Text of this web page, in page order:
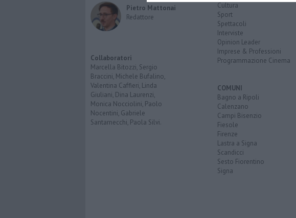
Pietro Mattonai
Redattore
Collaboratori
Marcella Bitozzi, Sergio
Braccini, Michele Bufalino,
Valentina Caffieri, Linda
Giuliani, Dina Laurenzi,
Monica Nocciolini, Paolo
Nocentini, Gabriele
Santarnecchi, Paola Silvi.
Cultura
Sport
Spettacoli
Interviste
Opinion Leader
Imprese & Professioni
Programmazione Cinema
COMUNI
Bagno a Ripoli
Calenzano
Campi Bisenzio
Fiesole
Firenze
Lastra a Signa
Scandicci
Sesto Fiorentino
Signa